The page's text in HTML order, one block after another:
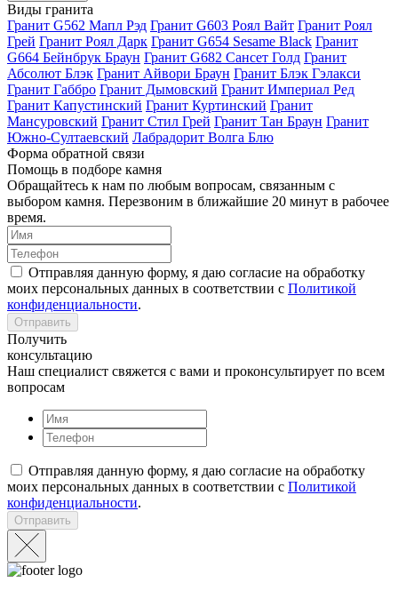
Виды гранита
Гранит G562 Мапл Рэд Гранит G603 Роял Вайт Гранит Роял
Грей Гранит Роял Дарк Гранит G654 Sesame Black Гранит
G664 Бейнбрук Браун Гранит G682 Сансет Голд Гранит
Абсолют Блэк Гранит Айвори Браун Гранит Блэк Гэлакси
Гранит Габбро Гранит Дымовский Гранит Империал Ред
Гранит Капустинский Гранит Куртинский Гранит
Мансуровский Гранит Стил Грей Гранит Тан Браун Гранит
Южно-Султаевский Лабрадорит Волга Блю
Форма обратной связи
Помощь в подборе камня
Обращайтесь к нам по любым вопросам, связанным с
выбором камня. Перезвоним в ближайшие 20 минут в рабочее
время.
Отправляя данную форму, я даю согласие на обработку
моих персональных данных в соответствии с Политикой
конфиденциальности.
Отправить
Получить
консультацию
Наш специалист свяжется с вами и проконсультирует по всем
вопросам
Отправляя данную форму, я даю согласие на обработку
моих персональных данных в соответствии с Политикой
конфиденциальности.
Отправить